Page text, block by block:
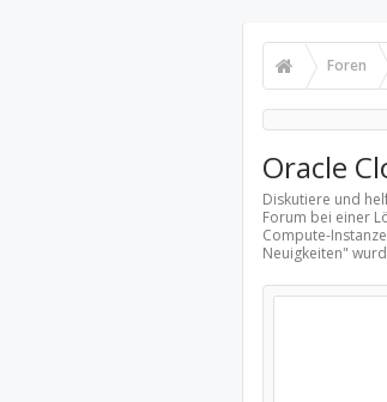
Foren
Oracle
Diskutiere und
Forum bei einer
Compute-
Neuigkeiten"